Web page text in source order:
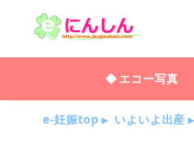
エコー写真
e-妊娠top いよいよ出産